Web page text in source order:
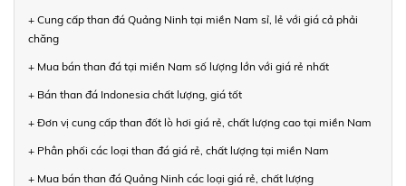
+ Cung cấp than đá Quảng Ninh tại miền Nam sỉ, lẻ với giá cả phải
chăng
+ Mua bán than đá tại miền Nam số lượng lớn với giá rẻ nhất
+ Bán than đá Indonesia chất lượng, giá tốt
+ Đơn vị cung cấp than đốt lò hơi giá rẻ, chất lượng cao tại miền Nam
+ Phân phối các loại than đá giá rẻ, chất lượng tại miền Nam
+ Mua bán than đá Quảng Ninh các loại giá rẻ, chất lượng